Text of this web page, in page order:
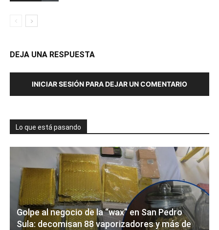
DEJA UNA RESPUESTA
INICIAR SESIÓN PARA DEJAR UN COMENTARIO
Lo que está pasando
Golpe al negocio de la “wax” en San Pedro
Sula: decomisan 88 vaporizadores y más de